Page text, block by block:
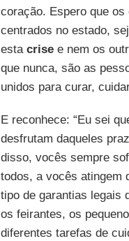
coração. Espero que
centrados no estado,
esta crisee nem os
que nunca, são as
unidos para curar,
E reconhece: “Eu sei
desfrutam daqueles
disso, vocês sempre
todos, a vocês atingem
tipo de garantias legais
os feirantes, os
diferentes tarefas de